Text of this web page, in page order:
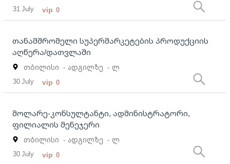
31 July vip 0
თანამშრომელი სუპერმარკეტების პროდუქციის
აღწერა/დათვლაში
თბილისი - ადგილზე - ლ
30 July vip 0
მოლარე-კონსულტანტი, ადმინისტრატორი,
ფილიალის მენეჯერი
თბილისი - ადგილზე - ლ
30 July vip 0